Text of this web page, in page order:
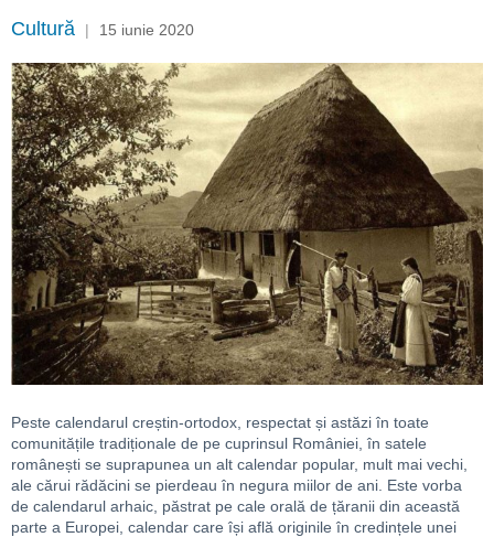
Cultură | 15 iunie 2020
Peste calendarul creștin-ortodox, respectat și astăzi în toate
comunitățile tradiționale de pe cuprinsul României, în satele
românești se suprapunea un alt calendar popular, mult mai vechi,
ale cărui rădăcini se pierdeau în negura miilor de ani. Este vorba
de calendarul arhaic, păstrat pe cale orală de țăranii din această
parte a Europei, calendar care își află originile în credințele unei